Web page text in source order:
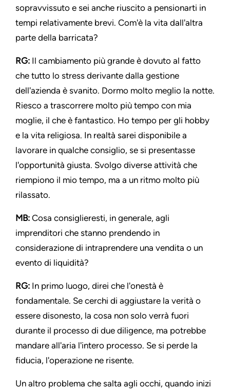
sopravvissuto e sei anche riuscito a pensionarti in
tempi relativamente brevi. Com'è la vita dall'altra
parte della barricata?
RG: Il cambiamento più grande è dovuto al fatto
che tutto lo stress derivante dalla gestione
dell'azienda è svanito. Dormo molto meglio la notte.
Riesco a trascorrere molto più tempo con mia
moglie, il che è fantastico. Ho tempo per gli hobby
e la vita religiosa. In realtà sarei disponibile a
lavorare in qualche consiglio, se si presentasse
l'opportunità giusta. Svolgo diverse attività che
riempiono il mio tempo, ma a un ritmo molto più
rilassato.
MB: Cosa consiglieresti, in generale, agli
imprenditori che stanno prendendo in
considerazione di intraprendere una vendita o un
evento di liquidità?
RG: In primo luogo, direi che l'onestà è
fondamentale. Se cerchi di aggiustare la verità o
essere disonesto, la cosa non solo verrà fuori
durante il processo di due diligence, ma potrebbe
mandare all'aria l'intero processo. Se si perde la
fiducia, l'operazione ne risente.
Un altro problema che salta agli occhi, quando inizi